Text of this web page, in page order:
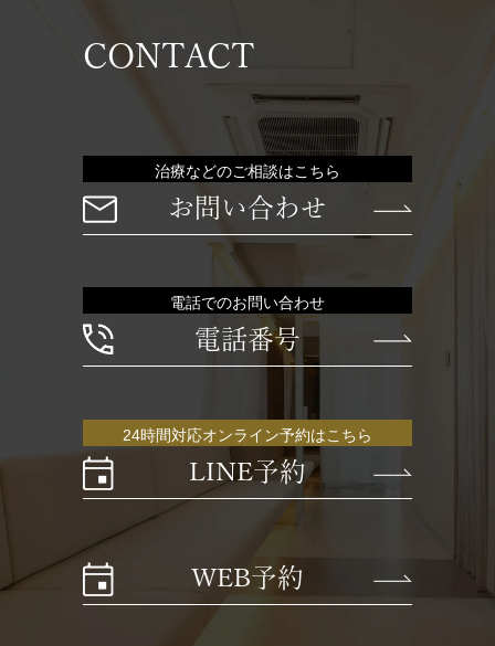
CONTACT
治療などのご相談はこちら
お問い合わせ
電話でのお問い合わせ
電話番号
24時間対応オンライン予約はこちら
LINE予約
WEB予約